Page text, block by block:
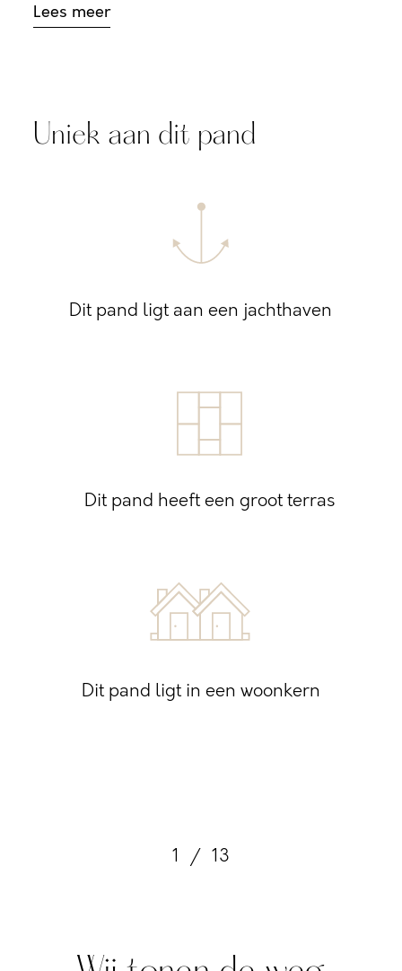
Lees meer
Uniek aan dit pand
Dit pand ligt aan een jachthaven
Dit pand heeft een groot terras
Dit pand ligt in een woonkern
1 / 13